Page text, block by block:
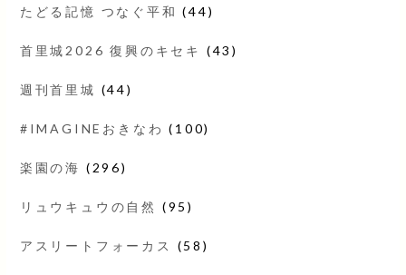
たどる記憶 つなぐ平和 (44)
首里城2026 復興のキセキ (43)
週刊首里城 (44)
#IMAGINEおきなわ (100)
楽園の海 (296)
リュウキュウの自然 (95)
アスリートフォーカス (58)